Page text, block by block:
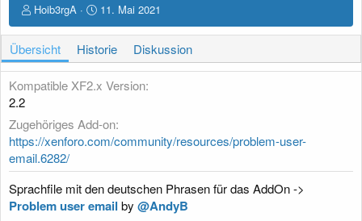
A
u
t
o
r
Hoib3rgA
D
a
t
u
m
E
t
e
l
n
g
11. Mai 2021
Übersicht Historie Diskussion
Kompatible XF2.x Version
2.2
Zugehöriges Add-on
https://xenforo.com/community/resources/problem-user-
email.6282/
Sprachfile mit den deutschen Phrasen für das AddOn ->
Problem user email by @AndyB